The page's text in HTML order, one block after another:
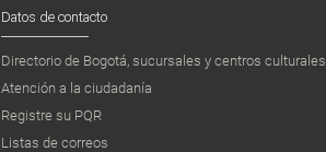
Datos de contacto
Directorio de Bogotá, sucursales y centros culturales
Atención a la ciudadanía
Registre su PQR
Listas de correos